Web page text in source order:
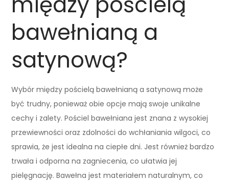
bawełnianą a
satynową?
Wybór między pościelą bawełnianą a satynową może
być trudny, ponieważ obie opcje mają swoje unikalne
cechy i zalety. Pościel bawełniana jest znana z wysokiej
przewiewności oraz zdolności do wchłaniania wilgoci, co
sprawia, że jest idealna na ciepłe dni. Jest również bardzo
trwała i odporna na zagniecenia, co ułatwia jej
pielęgnację. Bawełna jest materiałem naturalnym, co